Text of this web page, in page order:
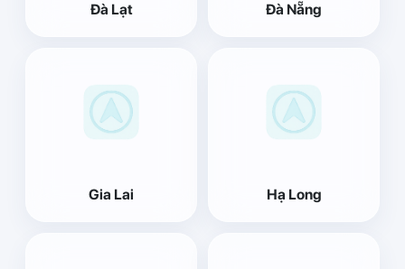
Đà Lạt Đà Nẵng
Gia Lai Hạ Long